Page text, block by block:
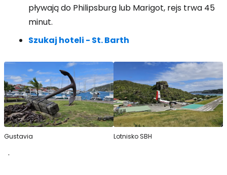
pływają do Philipsburg lub Marigot, rejs trwa 45
minut.
Szukaj hoteli - St. Barth
Gustavia Lotnisko SBH
.